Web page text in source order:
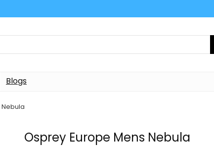
Blogs
Osprey Europe Mens Nebula